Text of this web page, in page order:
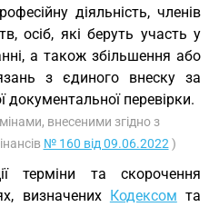
діяльність, членів
осіб, які беруть участь у
а також збільшення або
з єдиного внеску за
документальної перевірки.
внесеними згідно з
№ 160 від 09.06.2022 )
терміни та скорочення
визначених Кодексом та